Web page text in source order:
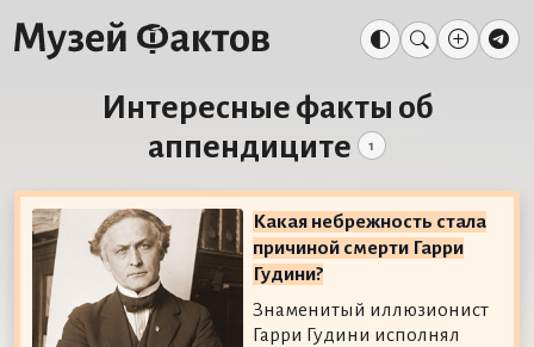
Интересные факты об
аппендиците
1
Какая небрежность стала
причиной смерти Гарри
Гудини?
Знаменитый иллюзионист
Гарри Гудини исполнял